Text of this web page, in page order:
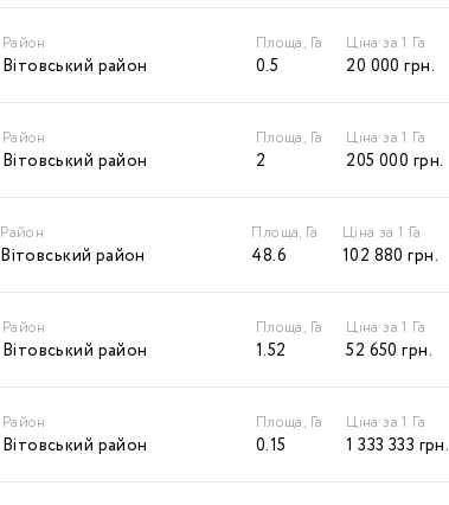
Район
Вітовський район
Площа, Га
0.5
Ціна за 1 Га
20 000 грн.
Район
Вітовський район
Площа, Га
2
Ціна за 1 Га
205 000 грн.
Район
Вітовський район
Площа, Га
48.6
Ціна за 1 Га
102 880 грн.
Район
Вітовський район
Площа, Га
1.52
Ціна за 1 Га
52 650 грн.
Район
Вітовський район
Площа, Га
0.15
Ціна за 1 Га
1 333 333 грн.